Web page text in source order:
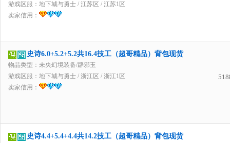
游戏区服： 地下城与勇士 / 江苏区 / 江苏1区
卖家信用：
史诗6.0+5.2+5.2共16.4技工（超哥精品）背包现货
物品类型：未央幻境装备/辟邪玉
游戏区服： 地下城与勇士 / 浙江区 / 浙江1区
卖家信用：
史诗4.4+5.4+4.4共14.2技工（超哥精品）背包现货